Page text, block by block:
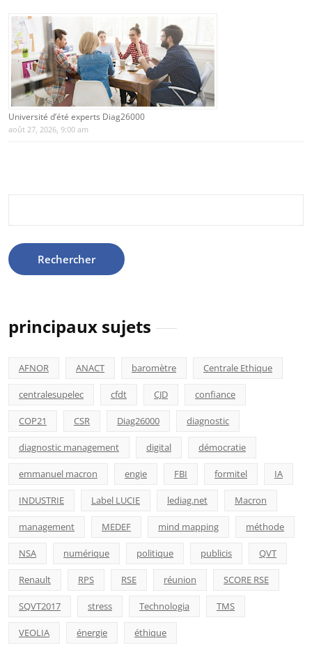
Université d’été experts Diag26000
août 27, 2026, 9:00 am
principaux sujets
AFNOR ANACT baromètre Centrale Ethique
centralesupelec cfdt CJD confiance
COP21 CSR Diag26000 diagnostic
diagnostic management digital démocratie
emmanuel macron engie FBI formitel IA
INDUSTRIE Label LUCIE lediag.net Macron
management MEDEF mind mapping méthode
NSA numérique politique publicis QVT
Renault RPS RSE réunion SCORE RSE
SQVT2017 stress Technologia TMS
VEOLIA énergie éthique